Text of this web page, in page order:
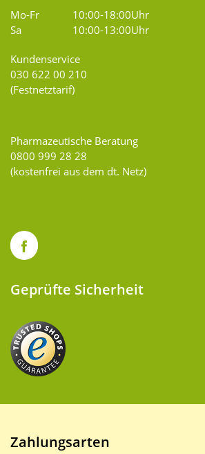
Mo-Fr
10:00-18:00Uhr
Sa
10:00-13:00Uhr
Kundenservice
030 622 00 210
(Festnetztarif)
Pharmazeutische Beratung
0800 999 28 28
(kostenfrei aus dem dt. Netz)
Geprüfte Sicherheit
Zahlungsarten